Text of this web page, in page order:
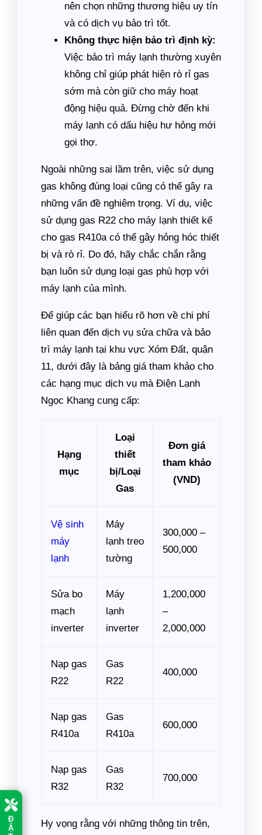
Đ
Ặ
nên chọn những thương hiệu uy tín
và có dịch vụ bảo trì tốt.
Không thực hiện bảo trì định kỳ:
Việc bảo trì máy lạnh thường xuyên
không chỉ giúp phát hiện rò rỉ gas
sớm mà còn giữ cho máy hoạt
động hiệu quả. Đừng chờ đến khi
máy lạnh có dấu hiệu hư hỏng mới
gọi thợ.
Ngoài những sai lầm trên, việc sử dụng
gas không đúng loại cũng có thể gây ra
những vấn đề nghiêm trọng. Ví dụ, việc
sử dụng gas R22 cho máy lạnh thiết kế
cho gas R410a có thể gây hỏng hóc thiết
bị và rò rỉ. Do đó, hãy chắc chắn rằng
bạn luôn sử dụng loại gas phù hợp với
máy lạnh của mình.
Để giúp các bạn hiểu rõ hơn về chi phí
liên quan đến dịch vụ sửa chữa và bảo
trì máy lạnh tại khu vực Xóm Đất, quận
11, dưới đây là bảng giá tham khảo cho
các hạng mục dịch vụ mà Điện Lạnh
Ngọc Khang cung cấp:
Hạng
mục
Loại
thiết
bị/Loại
Gas
Đơn giá
tham khảo
(VND)
Vệ sinh
máy
lạnh
Máy
lạnh treo
tường
300,000 –
500,000
Sửa bo
mạch
inverter
Máy
lạnh
inverter
1,200,000
–
2,000,000
Nạp gas
R22
Gas
R22
400,000
Nạp gas
R410a
Gas
R410a
600,000
Nạp gas
R32
Gas
R32
700,000
Hy vọng rằng với những thông tin trên,